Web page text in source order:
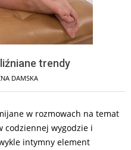
trendy
DAMSKA
w rozmowach na temat
codziennej wygodzie i
intymny element